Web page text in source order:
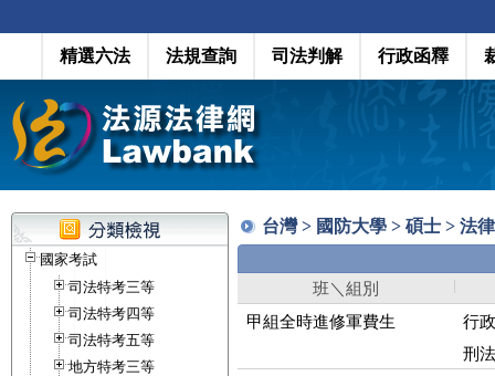
精選六法 法規查詢 司法判解 行政函釋
國家考試
司法特考三等
司法特考四等
司法特考五等
地方特考三等
台灣 > 國防大學 > 碩士 > 法
班＼組別
甲組全時進修軍費生
行
刑